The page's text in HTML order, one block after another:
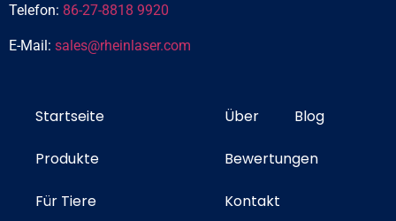
Telefon: 86-27-8818 9920
E-Mail: sales@rheinlaser.com
Startseite
Produkte
Für Tiere
Über Blog
Bewertungen
Kontakt